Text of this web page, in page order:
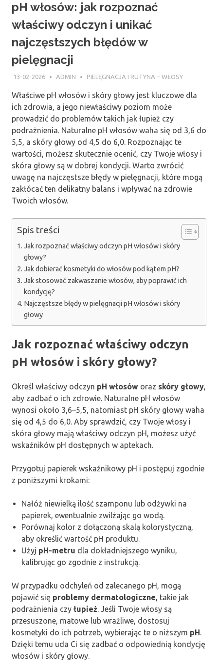
pH włosów: jak rozpoznać
właściwy odczyn i unikać
najczęstszych błędów w
pielęgnacji
13-02-2026 ADMIN PIELĘGNACJA I RUTYNA – WŁOSY
Właściwe pH włosów i skóry głowy jest kluczowe dla
ich zdrowia, a jego niewłaściwy poziom może
prowadzić do problemów takich jak łupież czy
podrażnienia. Naturalne pH włosów waha się od 3,6 do
5,5, a skóry głowy od 4,5 do 6,0. Rozpoznając te
wartości, możesz skutecznie ocenić, czy Twoje włosy i
skóra głowy są w dobrej kondycji. Warto zwrócić
uwagę na najczęstsze błędy w pielęgnacji, które mogą
zakłócać ten delikatny balans i wpływać na zdrowie
Twoich włosów.
Spis treści
Jak rozpoznać właściwy odczyn pH włosów i skóry
głowy?
Jak dobierać kosmetyki do włosów pod kątem pH?
Jak stosować zakwaszanie włosów, aby poprawić ich
kondycję?
Najczęstsze błędy w pielęgnacji pH włosów i skóry
głowy
Jak rozpoznać właściwy odczyn
pH włosów i skóry głowy?
Określ właściwy odczyn pH włosów oraz skóry głowy,
aby zadbać o ich zdrowie. Naturalne pH włosów
wynosi około 3,6–5,5, natomiast pH skóry głowy waha
się od 4,5 do 6,0. Aby sprawdzić, czy Twoje włosy i
skóra głowy mają właściwy odczyn pH, możesz użyć
wskaźników pH dostępnych w aptekach.
Przygotuj papierek wskaźnikowy pH i postępuj zgodnie
z poniższymi krokami:
Nałóż niewielką ilość szamponu lub odżywki na
papierek, ewentualnie zwilżając go wodą.
Porównaj kolor z dołączoną skalą kolorystyczną,
aby określić wartość pH produktu.
Użyj pH-metru dla dokładniejszego wyniku,
kalibrując go zgodnie z instrukcją.
W przypadku odchyleń od zalecanego pH, mogą
pojawić się problemy dermatologiczne, takie jak
podrażnienia czy łupież. Jeśli Twoje włosy są
przesuszone, matowe lub wrażliwe, dostosuj
kosmetyki do ich potrzeb, wybierając te o niższym pH.
Dzięki temu uda Ci się zadbać o odpowiednią kondycję
włosów i skóry głowy.